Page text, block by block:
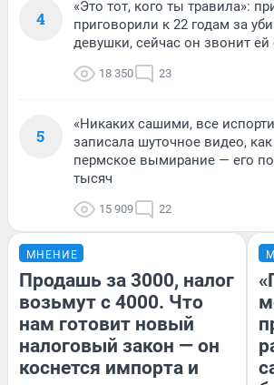
4
«Это тот, кого ты травила»:
приговорили к 22 годам за
девушки, сейчас он звонит ей
18 350 23
5
«Никаких сашими, все
записала шуточное видео,
пермское вымирание — его
тысяч
15 909 22
МНЕНИЕ
Продашь за 3000, налог
возьмут с 4000. Что
нам готовит новый
налоговый закон — он
коснется импорта и